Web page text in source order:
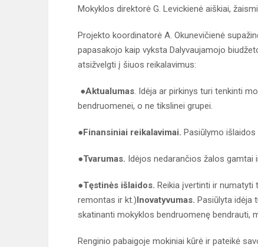
Mokyklos direktorė G. Levickienė aiškiai,
Projekto koordinatorė A. Okunevičienė
papasakojo kaip vyksta Dalyvaujamojo
atsižvelgti į šiuos reikalavimus:
●Aktualumas. Idėja ar pirkinys turi tenkinti
bendruomenei, o ne tikslinei grupei.
●Finansiniai reikalavimai. Pasiūlymo išlaidos
●Tvarumas. Idėjos nedarančios žalos gamtai
●Tęstinės išlaidos. Reikia įvertinti ir numatyti
remontas ir kt.)Inovatyvumas. Pasiūlyta idėja
skatinanti mokyklos bendruomenę bendrauti,
Renginio pabaigoje mokiniai kūrė ir pateikė